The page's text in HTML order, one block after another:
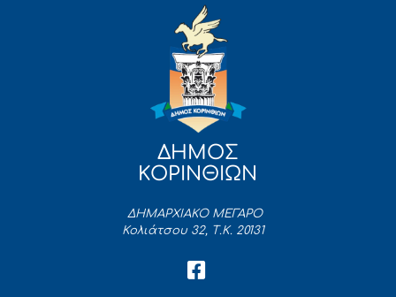
ΔΗΜΟΣ
ΚΟΡΙΝΘΙΩΝ
ΔΗΜΑΡΧΙΑΚΟ ΜΕΓΑΡΟ
Κολιάτσου 32, Τ.Κ. 20131